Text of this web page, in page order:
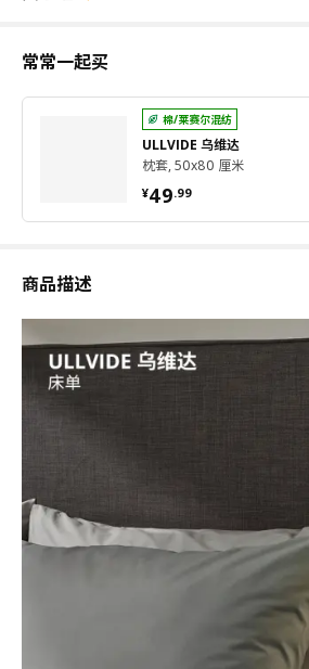
常常一起买
棉/莱赛尔混纺
ULLVIDE 乌维达
枕套, 50x80 厘米
¥49.99
¥ 49.99
商品描述